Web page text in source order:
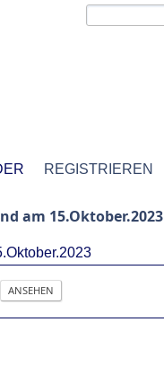
REGISTRIEREN
am 15.Oktober.2023